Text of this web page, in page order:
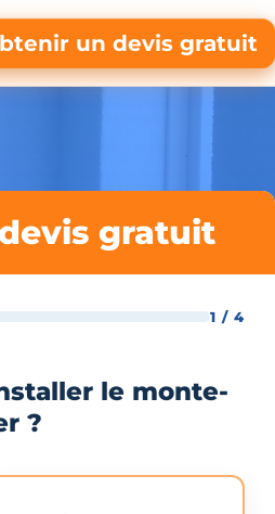
un devis gratuit
gratuit
1 / 4
le monte-
?